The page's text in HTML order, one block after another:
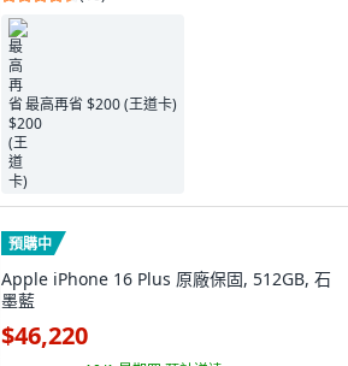
最高再省 $200 (王道卡)
預購中
Apple iPhone 16 Plus 原廠保固, 512GB, 石
墨藍
$46,220